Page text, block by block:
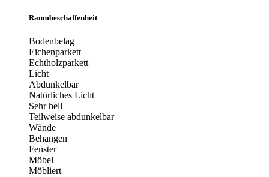
Raumbeschaffenheit
Bodenbelag
Eichenparkett
Echtholzparkett
Licht
Abdunkelbar
Natürliches Licht
Sehr hell
Teilweise abdunkelbar
Wände
Behangen
Fenster
Möbel
Möbliert